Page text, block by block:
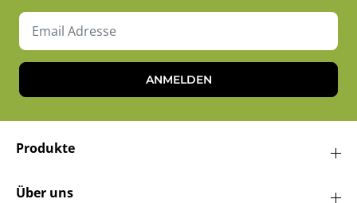
ANMELDEN
Produkte
Über uns